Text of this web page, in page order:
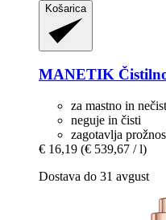
Košarica
MANETIK
za mastno in
neguje in čisti
zagotavlja
€ 16,19 (€ 539,67 / l)
Dostava do 31 avgust